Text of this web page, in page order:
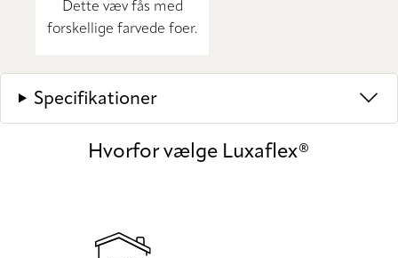
Dette væv fås med
forskellige farvede foer.
Specifikationer
Hvorfor vælge Luxaflex®